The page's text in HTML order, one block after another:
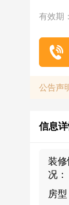
有效期
公告声
信息
装
况：
房型